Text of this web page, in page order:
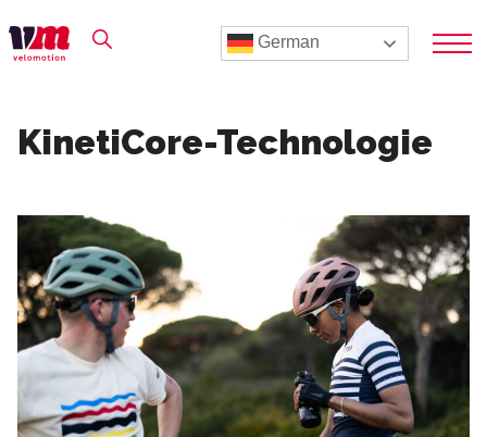
German
KinetiCore-Technologie